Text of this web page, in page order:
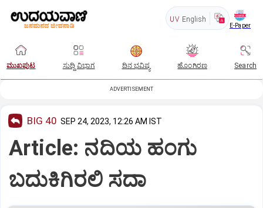
UV English
E-Paper
ಮುಖಪುಟ ಸುದ್ದಿ ವಿಭಾಗ ದಿನ ಭವಿಷ್ಯ ಹೊಂಗಿರಣ Search
ADVERTISEMENT
BIG 40 SEP 24, 2023, 12:26 AM IST
Article: ನದಿಯ ಹಂಗು
ಬದುಕಿಗಿರಲಿ ಸದಾ